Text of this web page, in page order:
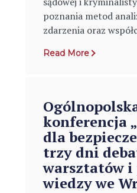
poznania metod
zdarzenia oraz
Read More
konferencja
dla
trzy dni
warsztatów
wiedzy we